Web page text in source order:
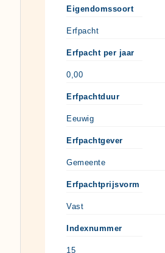
Eigendomssoort
Erfpacht
Erfpacht per jaar
0,00
Erfpachtduur
Eeuwig
Erfpachtgever
Gemeente
Erfpachtprijsvorm
Vast
Indexnummer
15